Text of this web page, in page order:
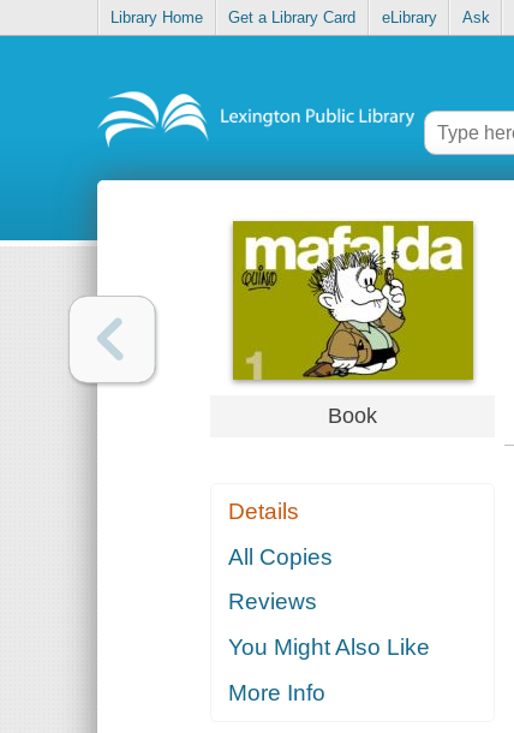
Library Home Get a Library Card eLibrary Ask
Book
Details
All Copies
Reviews
You Might Also Like
More Info